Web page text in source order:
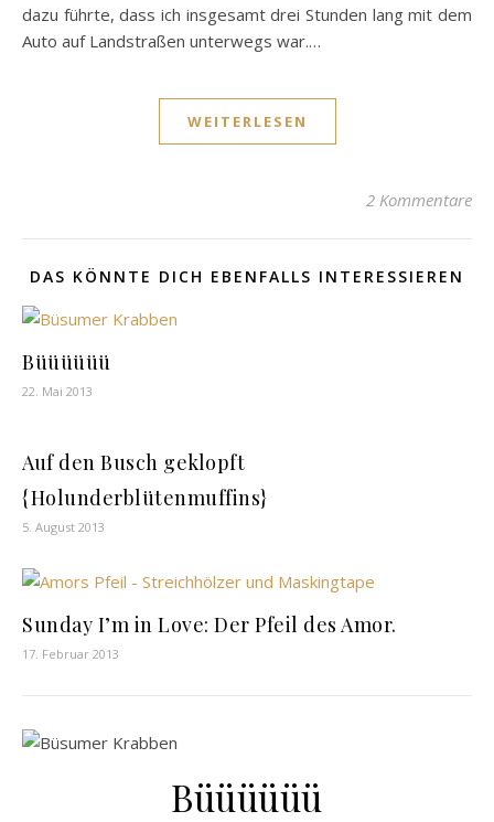
dazu führte, dass ich insgesamt drei Stunden lang mit dem
Auto auf Landstraßen unterwegs war.…
WEITERLESEN
2 Kommentare
DAS KÖNNTE DICH EBENFALLS INTERESSIEREN
Büüüüüü
22. Mai 2013
Auf den Busch geklopft
{Holunderblütenmuffins}
5. August 2013
Sunday I’m in Love: Der Pfeil des Amor.
17. Februar 2013
Büüüüüü